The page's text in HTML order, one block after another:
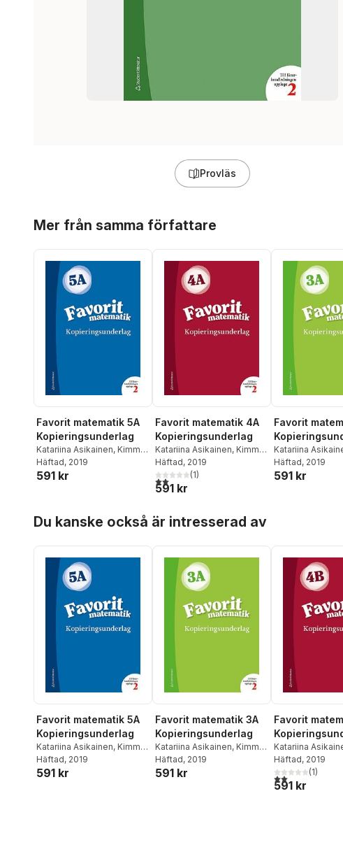
Provläs
Mer från samma författare
Favorit matematik 5A
Kopieringsunderlag
Katariina Asikainen, Kimmo
Nyrhinen,Pekka Rokka
Päivi Vehmas
Häftad, 2019
591 kr
Favorit matematik 4A
Kopieringsunderlag
Katariina Asikainen, Kimmo
Nyrhinen,Pekka Rokka
Päivi Vehmas
Häftad, 2019
2,0utav 5 stjärnor. Totalt antal röster:
(1)
591 kr
Favorit
Katariina
Nyrhinen,Pekka
Päivi Vehmas
Häftad, 2019
591 kr
Du kanske också är intresserad av
Favorit matematik 5A
Kopieringsunderlag
Katariina Asikainen, Kimmo
Nyrhinen,Pekka Rokka
Päivi Vehmas
Häftad, 2019
591 kr
Favorit matematik 3A
Kopieringsunderlag
Katariina Asikainen, Kimmo
Nyrhinen,Pekka Rokka
Päivi Vehmas
Häftad, 2019
591 kr
Favorit
Katariina
Nyrhinen,Pekka
Päivi Vehmas
Häftad, 2019
2,0utav 5(1)
591 kr